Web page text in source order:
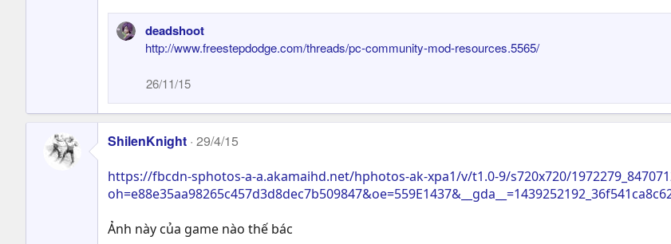
deadshoot
http://www.freestepdodge.com/threads/pc-community-mod-resources.5565/
26/11/15
ShilenKnight 29/4/15
https://fbcdn-sphotos-a-a.akamaihd.net/hphotos-ak-xpa1/v/t1.0-9/s720x720/
Ảnh này của game nào thế bác